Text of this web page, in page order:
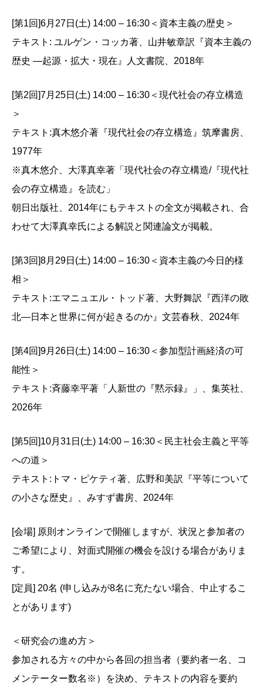
[第1回]6月27日(土) 14:00 – 16:30＜資本主義の歴史＞
テキスト: ユルゲン・コッカ著、山井敏章訳『資本主義の
歴史 ―起源・拡大・現在』人文書院、2018年
[第2回]7月25日(土) 14:00 – 16:30＜現代社会の存立構造
＞
テキスト:真木悠介著『現代社会の存立構造』筑摩書房、
1977年
※真木悠介、大澤真幸著「現代社会の存立構造/『現代社
会の存立構造』を読む」
朝日出版社、2014年にもテキストの全文が掲載され、合
わせて大澤真幸氏による解説と関連論文が掲載。
[第3回]8月29日(土) 14:00 – 16:30＜資本主義の今日的様
相＞
テキスト:エマニュエル・トッド著、大野舞訳『西洋の敗
北―日本と世界に何が起きるのか』文芸春秋、2024年
[第4回]9月26日(土) 14:00 – 16:30＜参加型計画経済の可
能性＞
テキスト:斉藤幸平著「人新世の『黙示録』」、集英社、
2026年
[第5回]10月31日(土) 14:00 – 16:30＜民主社会主義と平等
への道＞
テキスト:トマ・ピケティ著、広野和美訳『平等について
の小さな歴史』、みすず書房、2024年
[会場] 原則オンラインで開催しますが、状況と参加者の
ご希望により、対面式開催の機会を設ける場合がありま
す。
[定員] 20名 (申し込みが8名に充たない場合、中止するこ
とがあります)
＜研究会の進め方＞
参加される方々の中から各回の担当者（要約者一名、コ
メンテーター数名※）を決め、テキストの内容を要約